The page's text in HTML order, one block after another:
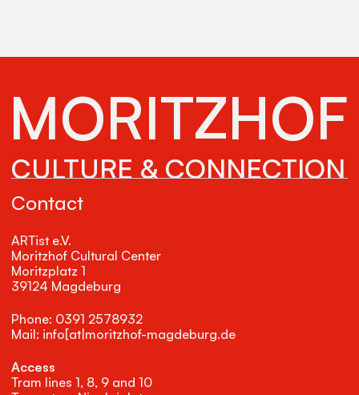
Contact
ARTist e.V.
Moritzhof Cultural Center
Moritzplatz 1
39124 Magdeburg
Phone: 0391 2578932
Mail: info[at|moritzhof-magdeburg.de
Access
Tram lines 1, 8, 9 and 10
MORITZHOF
CULTURE & CONNECTION